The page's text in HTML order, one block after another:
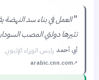
"العمل في بناء سد النهضة
تثيرها دولتي المصب
أبي أحمد· رئيس الوزراء الإثيوبي
↗
arabic.cnn.com